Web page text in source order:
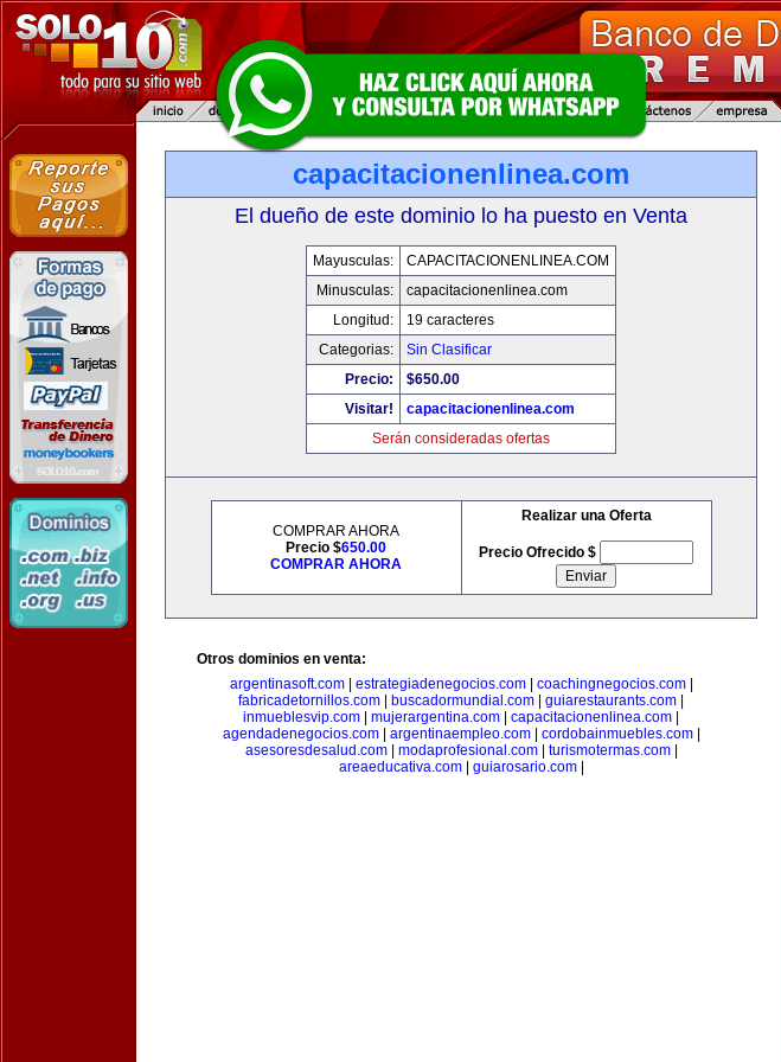
capacitacionenlinea.com
El dueño de este dominio lo ha puesto en Venta
Mayusculas:
CAPACITACIONENLINEA.COM
Minusculas:
capacitacionenlinea.com
Longitud:
19 caracteres
Categorias:
Sin Clasificar
Precio:
$650.00
Visitar!
capacitacionenlinea.com
Serán consideradas ofertas
COMPRAR AHORA
Precio $650.00
COMPRAR AHORA
Realizar una Oferta
Precio Ofrecido $
Otros dominios en venta:
argentinasoft.com| estrategiadenegocios.com| coachingnegocios.com|
fabricadetornillos.com
buscadormundial.com guiarestaurants.com
inmueblesvip.com
mujerargentina.com capacitacionenlinea.com
agendadenegocios.com| argentinaempleo.com| cordobainmuebles.com|
asesoresdesalud.com| modaprofesional.com| turismotermas.com|
areaeducativa.com| guiarosario.com|